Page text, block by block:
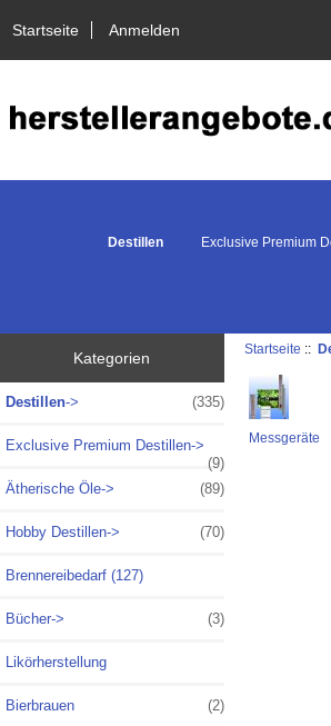
Startseite Anmelden
Destillen Exclusive Premium
Kategorien
Destillen-> (335)
Exclusive Premium Destillen->
(9)
Ätherische Öle->
(89)
Hobby Destillen-> (70)
Brennereibedarf (127)
Bücher-> (3)
Likörherstellung
Bierbrauen (2)
Startseite ::
Messgeräte